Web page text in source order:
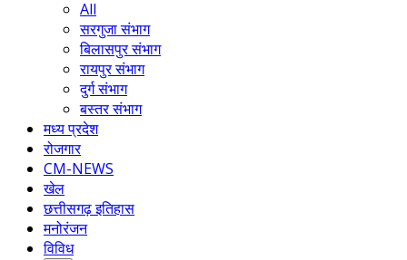
All
सरगुजा संभाग
बिलासपुर संभाग
रायपुर संभाग
दुर्ग संभाग
बस्तर संभाग
मध्य प्रदेश
रोजगार
CM-NEWS
खेल
छत्तीसगढ़ इतिहास
मनोरंजन
विविध